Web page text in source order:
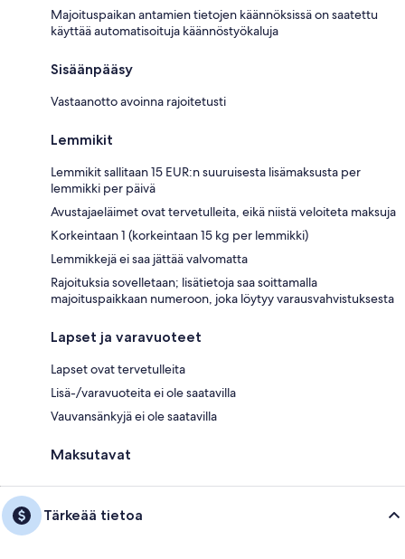
Majoituspaikan antamien tietojen käännöksissä on saatettu
käyttää automatisoituja käännöstyökaluja
Sisäänpääsy
Vastaanotto avoinna rajoitetusti
Lemmikit
Lemmikit sallitaan 15 EUR:n suuruisesta lisämaksusta per
lemmikki per päivä
Avustajaeläimet ovat tervetulleita, eikä niistä veloiteta maksuja
Korkeintaan 1 (korkeintaan 15 kg per lemmikki)
Lemmikkejä ei saa jättää valvomatta
Rajoituksia sovelletaan; lisätietoja saa soittamalla
majoituspaikkaan numeroon, joka löytyy varausvahvistuksesta
Lapset ja varavuoteet
Lapset ovat tervetulleita
Lisä-/varavuoteita ei ole saatavilla
Vauvansänkyjä ei ole saatavilla
Maksutavat
Tärkeää tietoa